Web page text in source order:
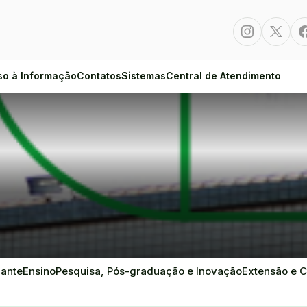
Instagram
à InformaçãoContatosSistemasCentral de Atendimento
EnsinoPesquisa, Pós-graduação e InovaçãoExtensão e